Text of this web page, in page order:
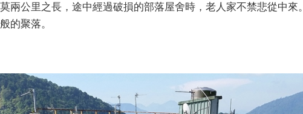
兩公里之長，途中經過破損的部落屋舍時，老人家不禁悲從中
的聚落。